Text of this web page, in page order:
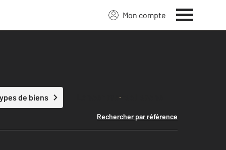
Mon compte
de biens Lancer ma recherche
Rechercher par référence